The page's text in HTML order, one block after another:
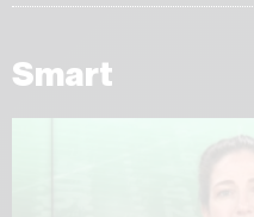
Smart